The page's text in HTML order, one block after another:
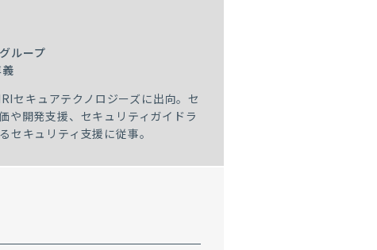
ループ
セキュアテクノロジーズに出向。セ
や開発支援、セキュリティガイドラ
セキュリティ支援に従事。